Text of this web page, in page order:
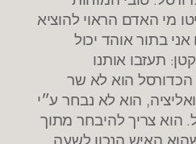
מי האדם הראוי להוציא
בתור אוהד יכול
תעזבו אותנו
הכדורסל הוא לא שר
הוא לא נבחר ע״י
הוא צריך להיבחר מתוך
האיש הנכון לשעה